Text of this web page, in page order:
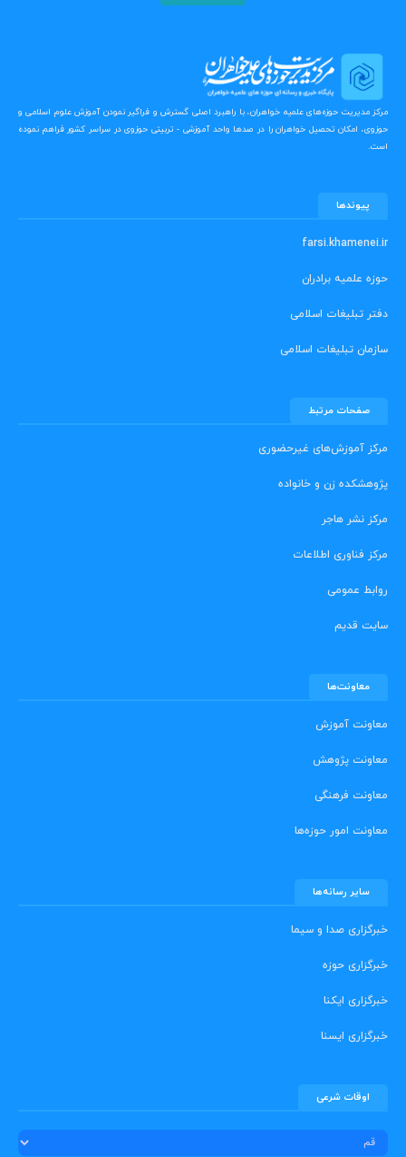
مرکز مدیریت حوزه‌های علمیه خواهران، با راهبرد اصلی گسترش و فراگیر نمودن آموزش علوم اسلامی و
حوزوی، امکان تحصیل خواهران را در صدها واحد آموزشی - تربیتی حوزوی در سراسر کشور فراهم نموده
است.
پیوندها
farsi.khamenei.ir
حوزه علمیه برادران
دفتر تبلیغات اسلامی
سازمان تبلیغات اسلامی
صفحات مرتبط
مرکز آموزش‌های غیرحضوری
پژوهشکده زن و خانواده
مرکز نشر هاجر
مرکز فناوری اطلاعات
روابط عمومی
سایت قدیم
معاونت‌ها
معاونت آموزش
معاونت پژوهش
معاونت فرهنگی
معاونت امور حوزه‌ها
سایر رسانه‌ها
خبرگزاری صدا و سیما
خبرگزاری حوزه
خبرگزاری ایکنا
خبرگزاری ایسنا
اوقات شرعی